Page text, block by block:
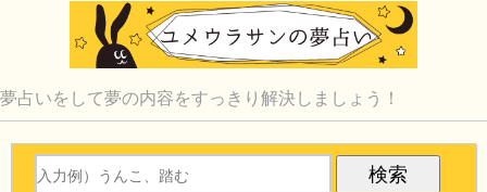
夢占いをして夢の内容をすっきり解決しましょう！